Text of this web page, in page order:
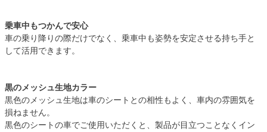
乗車中もつかんで安心
車の乗り降りの際だけでなく、乗車中も姿勢を安定させる持ち手と
して活用できます。
黒のメッシュ生地カラー
黒色のメッシュ生地は車のシートとの相性もよく、車内の雰囲気を
損ねません。
黒色のシートの車でご使用いただくと、製品が目立つことなくイン